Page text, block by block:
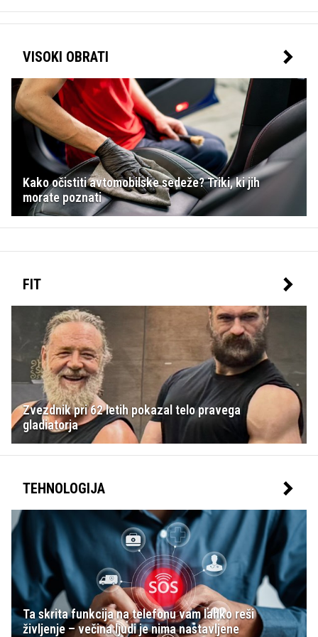
VISOKI OBRATI
Kako očistiti avtomobilske sedeže? Triki, ki jih
morate poznati
FIT
Zvezdnik pri 62 letih pokazal telo pravega
gladiatorja
TEHNOLOGIJA
Ta skrita funkcija na telefonu vam lahko reši
življenje – večina ljudi je nima nastavljene